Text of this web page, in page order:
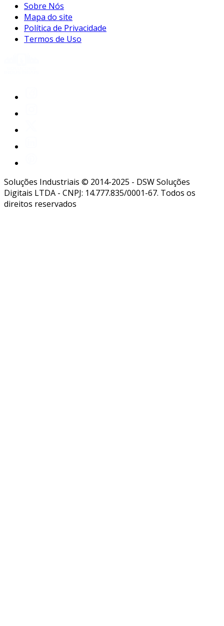
Sobre Nós
Mapa do site
Política de Privacidade
Termos de Uso
Soluções Industriais © 2014-2025 - DSW Soluções
Digitais LTDA - CNPJ: 14.777.835/0001-67. Todos os
direitos reservados